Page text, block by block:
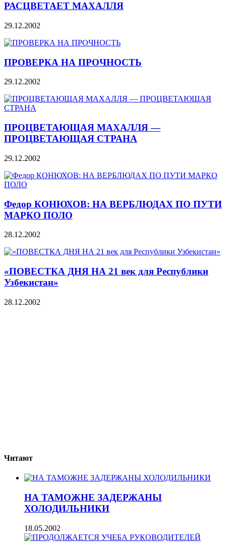
РАСЦВЕТАЕТ МАХАЛЛЯ
29.12.2002
ПРОВЕРКА НА ПРОЧНОСТЬ
29.12.2002
ПРОЦВЕТАЮЩАЯ МАХАЛЛЯ —
ПРОЦВЕТАЮЩАЯ СТРАНА
29.12.2002
Федор КОНЮХОВ: НА ВЕРБЛЮДАХ ПО ПУТИ
МАРКО ПОЛО
28.12.2002
«ПОВЕСТКА ДНЯ НА 21 век для Республики
Узбекистан»
28.12.2002
Читают
НА ТАМОЖНЕ ЗАДЕРЖАНЫ
ХОЛОДИЛЬНИКИ
18.05.2002